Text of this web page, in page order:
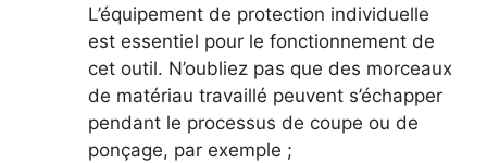
L’équipement de protection individuelle
est essentiel pour le fonctionnement de
cet outil. N’oubliez pas que des morceaux
de matériau travaillé peuvent s’échapper
pendant le processus de coupe ou de
ponçage, par exemple ;